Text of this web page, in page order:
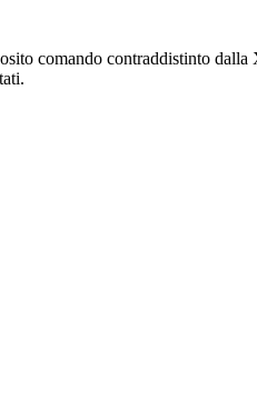
comando contraddistinto